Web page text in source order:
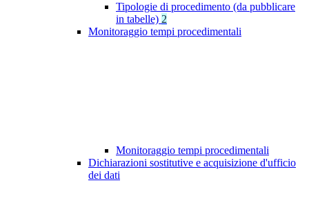
Tipologie di procedimento (da pubblicare
in tabelle) 2
Monitoraggio tempi procedimentali
Monitoraggio tempi procedimentali
Dichiarazioni sostitutive e acquisizione d'ufficio
dei dati